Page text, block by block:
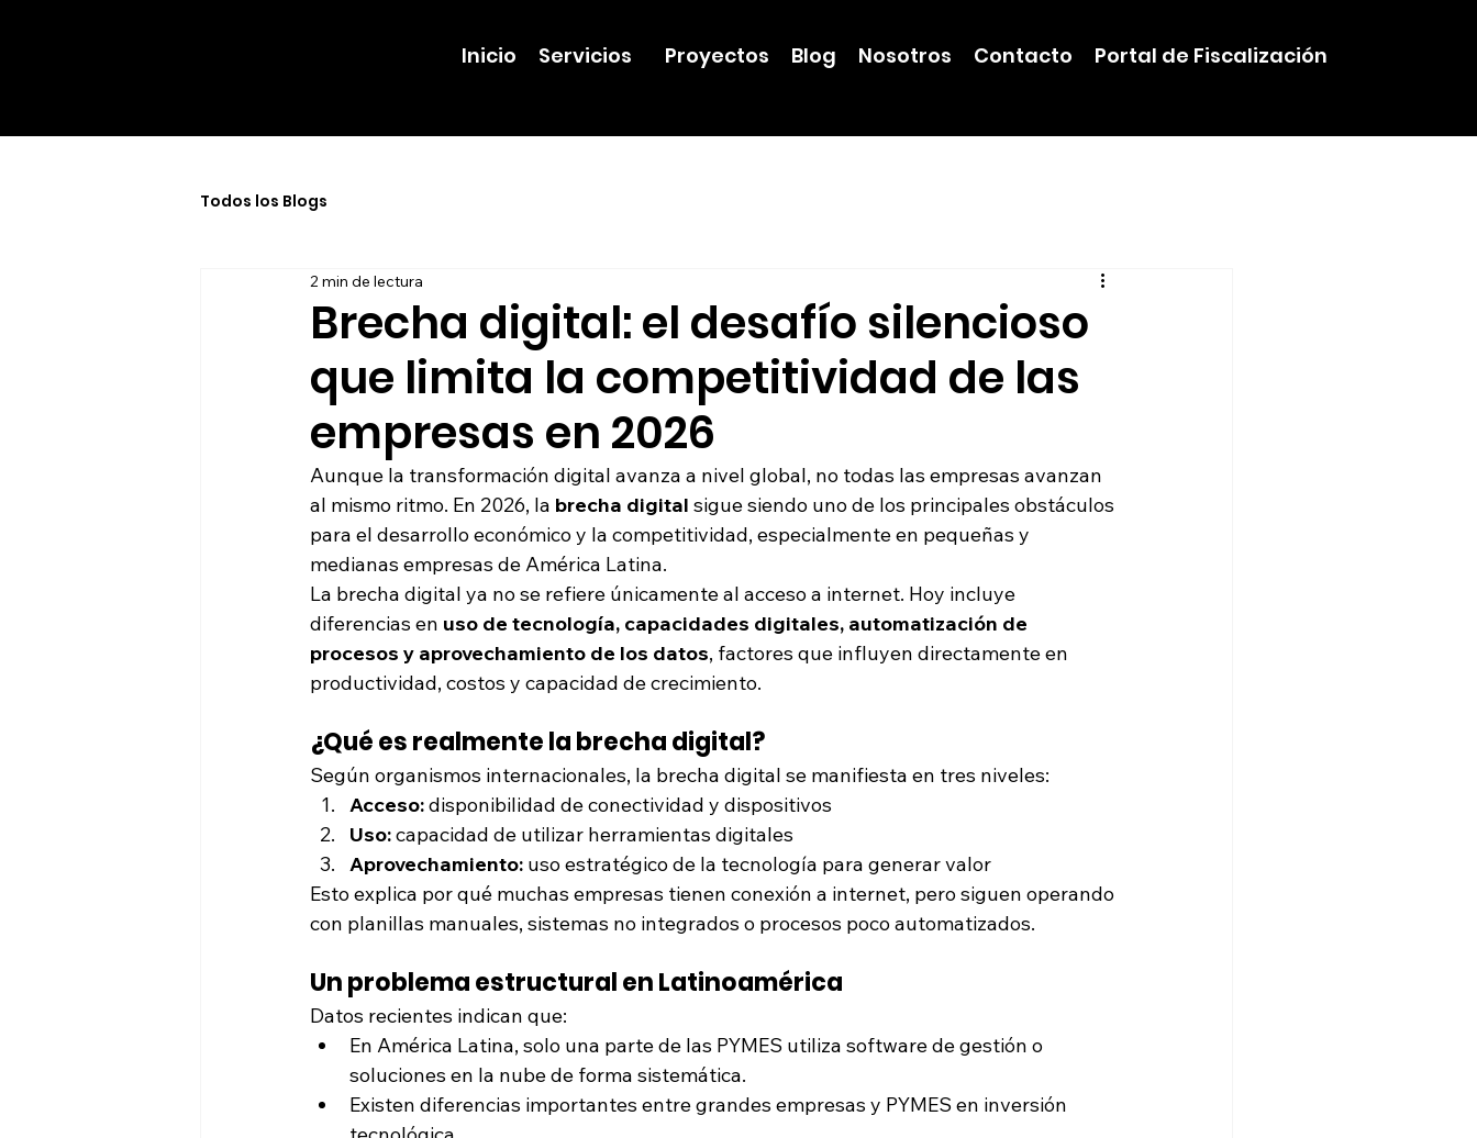
Inicio Servicios Proyectos Blog Nosotros Contacto Portal de Fiscalización
Todos los Blogs
Brecha digital: el desafío silencioso
que limita la competitividad de las
empresas en 2026
2 min de lectura
Aunque la transformación digital avanza a nivel global, no todas las empresas avanzan
al mismo ritmo. En 2026, la brecha digital sigue siendo uno de los principales obstáculos
para el desarrollo económico y la competitividad, especialmente en pequeñas y
medianas empresas de América Latina.
La brecha digital ya no se refiere únicamente al acceso a internet. Hoy incluye
diferencias en uso de tecnología, capacidades digitales, automatización de
procesos y aprovechamiento de los datos, factores que influyen directamente en
productividad, costos y capacidad de crecimiento.
¿Qué es realmente la brecha digital?
Según organismos internacionales, la brecha digital se manifiesta en tres niveles:
Acceso: disponibilidad de conectividad y dispositivos
Uso: capacidad de utilizar herramientas digitales
Aprovechamiento: uso estratégico de la tecnología para generar valor
Esto explica por qué muchas empresas tienen conexión a internet, pero siguen operando
con planillas manuales, sistemas no integrados o procesos poco automatizados.
Un problema estructural en Latinoamérica
Datos recientes indican que:
En América Latina, solo una parte de las PYMES utiliza software de gestión o
soluciones en la nube de forma sistemática.
Existen diferencias importantes entre grandes empresas y PYMES en inversión